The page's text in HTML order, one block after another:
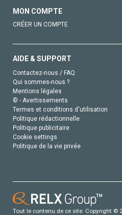
MON COMPTE
CRÉER UN COMPTE
AIDE & SUPPORT
Contactez-nous / FAQ
Qui sommes-nous ?
Mentions légales
© - Avertissements
Termes et conditions d'utilisation
Politique rédactionnelle
Politique publicitaire
Cookie settings
Politique de la vie privée
Tout le contenu de ce site: Copyright ©